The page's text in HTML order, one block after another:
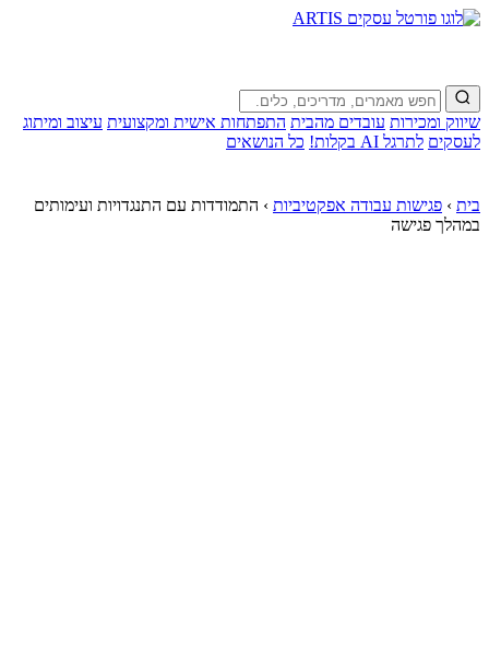
שיווק ומכירות עובדים מהבית התפתחות אישית ומקצועית עיצוב ומיתוג
לעסקים לתרגל AI בקלות! כל הנושאים
בית › פגישות עבודה אפקטיביות › התמודדות עם התנגדויות ועימותים
במהלך פגישה